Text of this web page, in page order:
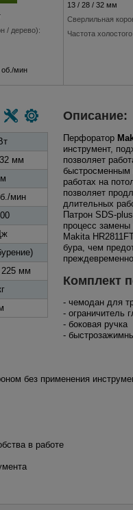
/ дерево):
об./мин
13 / 28 / 32 мм
Сверлильная
Частота
мм
мин
225 мм
Описание:
Перфоратор
инструмент,
позволяет
быстросменным
работах на
позволяет
длительных
Патрон SDS-
процесс
Makita
бура, чем
Комплект
- чемодан для
- ограничитель
- боковая ручка
-
без применения
в работе